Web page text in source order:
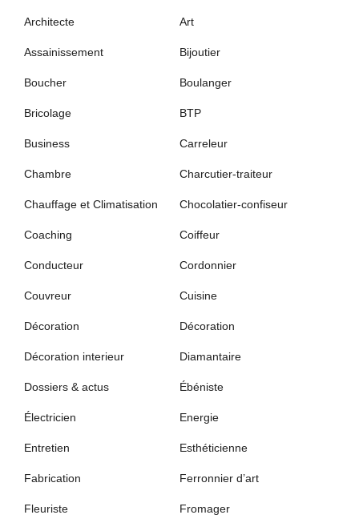
Architecte Art
Assainissement Bijoutier
Boucher Boulanger
Bricolage BTP
Business Carreleur
Chambre Charcutier-traiteur
Chauffage et Climatisation Chocolatier-confiseur
Coaching Coiffeur
Conducteur Cordonnier
Couvreur Cuisine
Décoration Décoration
Décoration interieur Diamantaire
Dossiers & actus Ébéniste
Électricien Energie
Entretien Esthéticienne
Fabrication Ferronnier d’art
Fleuriste Fromager